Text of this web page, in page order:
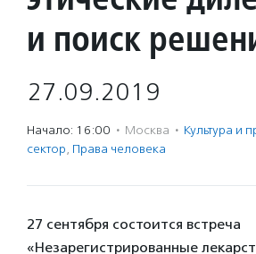
и поиск
27.09.2019
Начало: 16:00 · Москва · Культура и
сектор, Права человека
27 сентября состоится встреча
«Незарегистрированные